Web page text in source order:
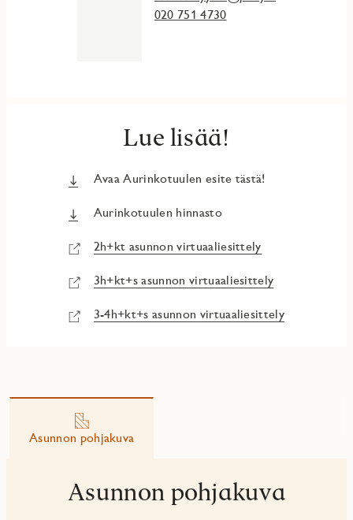
020 751 4730
Lue lisää!
Avaa Aurinkotuulen esite tästä!
Aurinkotuulen hinnasto
2h+kt asunnon virtuaaliesittely
3h+kt+s asunnon virtuaaliesittely
3-4h+kt+s asunnon virtuaaliesittely
Asunnon pohjakuva
Asunnon pohjakuva